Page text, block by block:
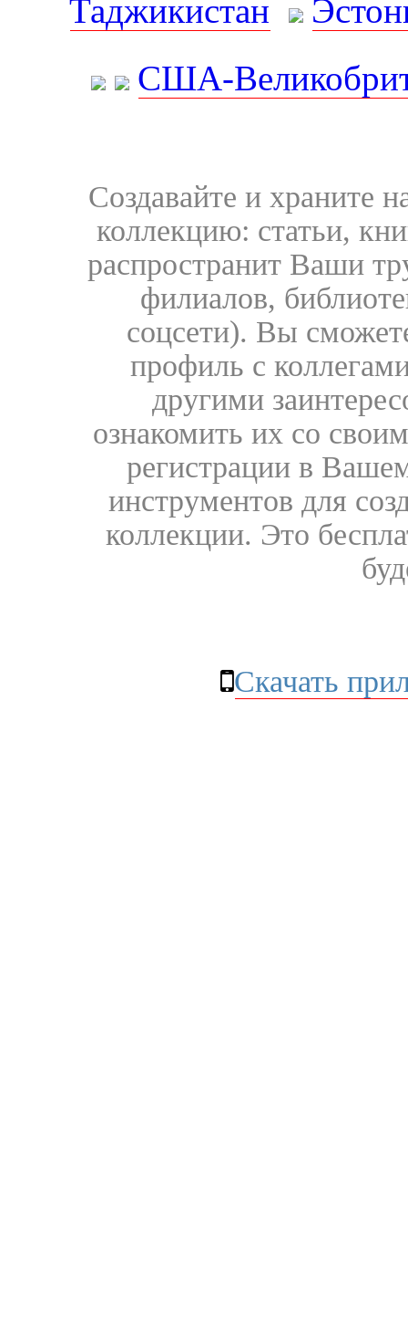
Таджикистан
США-
Создавайте и храните
коллекцию: статьи,
распространит Ваши
филиалов,
соцсети). Вы
профиль с
другими
ознакомить их со
регистрации в
инструментов для
коллекции. Это
Скачать